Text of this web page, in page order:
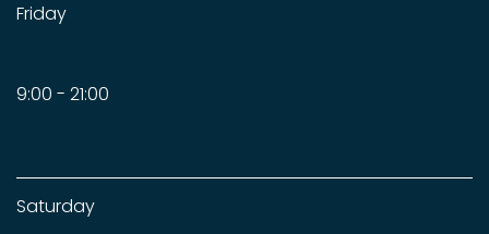
Friday
9:00 - 21:00
Saturday